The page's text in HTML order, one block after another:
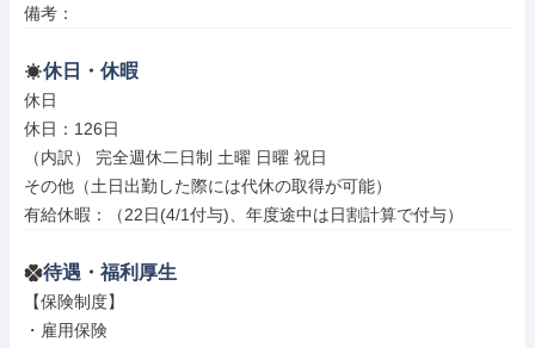
備考：
休日・休暇
休日
休日：126日
（内訳） 完全週休二日制 土曜 日曜 祝日
その他（土日出勤した際には代休の取得が可能）
有給休暇：（22日(4/1付与)、年度途中は日割計算で付与）
待遇・福利厚生
【保険制度】
・雇用保険